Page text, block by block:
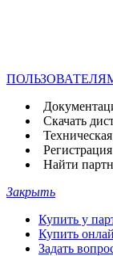
Скачать
Найти
Закрыть
Купить у
Купить
Задать